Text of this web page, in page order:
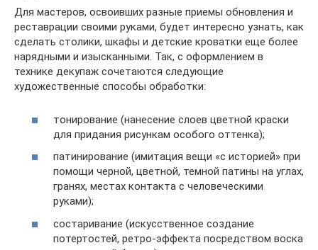
Для мастеров, освоивших разные приемы обновления и
реставрации своими руками, будет интересно узнать, как
сделать столики, шкафы и детские кроватки еще более
нарядными и изысканными. Так, с оформлением в
технике декупаж сочетаются следующие
художественные способы обработки:
тонирование (нанесение слоев цветной краски
для придания рисункам особого оттенка);
патинирование (имитация вещи «с историей» при
помощи черной, цветной, темной патины на углах,
гранях, местах контакта с человеческими
руками);
состаривание (искусственное создание
потертостей, ретро-эффекта посредством воска